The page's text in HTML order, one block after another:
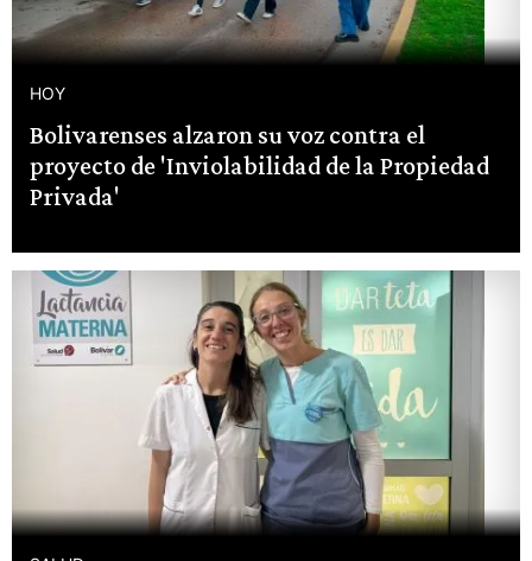
HOY
Bolivarenses alzaron su voz contra el
proyecto de 'Inviolabilidad de la Propiedad
Privada'